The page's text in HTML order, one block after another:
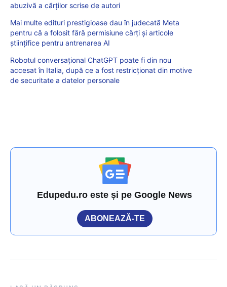
abuzivă a cărţilor scrise de autori
Mai multe edituri prestigioase dau în judecată Meta
pentru că a folosit fără permisiune cărți și articole
științifice pentru antrenarea AI
Robotul conversațional ChatGPT poate fi din nou
accesat în Italia, după ce a fost restricționat din motive
de securitate a datelor personale
Edupedu.ro este și pe Google News
ABONEAZĂ-TE